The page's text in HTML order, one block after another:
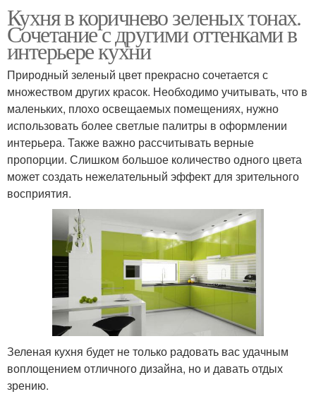
Кухня в коричнево зеленых тонах.
Сочетание с другими оттенками в
интерьере кухни
Природный зеленый цвет прекрасно сочетается с
множеством других красок. Необходимо учитывать, что в
маленьких, плохо освещаемых помещениях, нужно
использовать более светлые палитры в оформлении
интерьера. Также важно рассчитывать верные
пропорции. Слишком большое количество одного цвета
может создать нежелательный эффект для зрительного
восприятия.
Зеленая кухня будет не только радовать вас удачным
воплощением отличного дизайна, но и давать отдых
зрению.